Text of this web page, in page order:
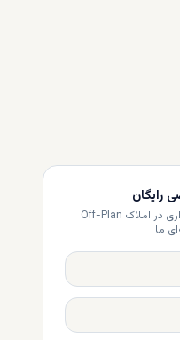
رایگان
بررسی فرصت‌های سرمایه‌گذاری در املاک Off-Plan
ما